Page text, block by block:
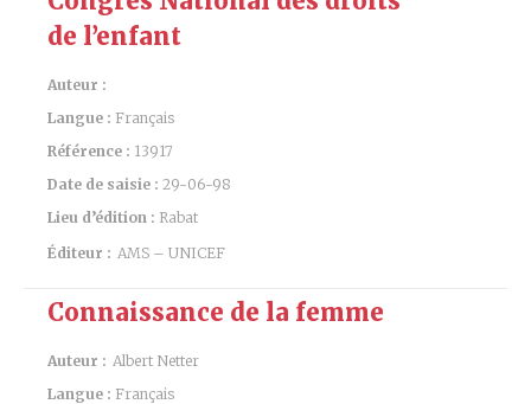
de l’enfant
Auteur :
Langue : Français
Référence : 13917
Date de saisie : 29-06-98
Lieu d’édition : Rabat
Éditeur : AMS – UNICEF
Connaissance de la femme
Auteur : Albert Netter
Langue : Français